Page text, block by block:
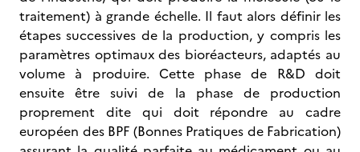
traitement) à grande échelle. Il faut alors définir les
étapes successives de la production, y compris les
paramètres optimaux des bioréacteurs, adaptés au
volume à produire. Cette phase de R&D doit
ensuite être suivi de la phase de production
proprement dite qui doit répondre au cadre
européen des BPF (Bonnes Pratiques de Fabrication)